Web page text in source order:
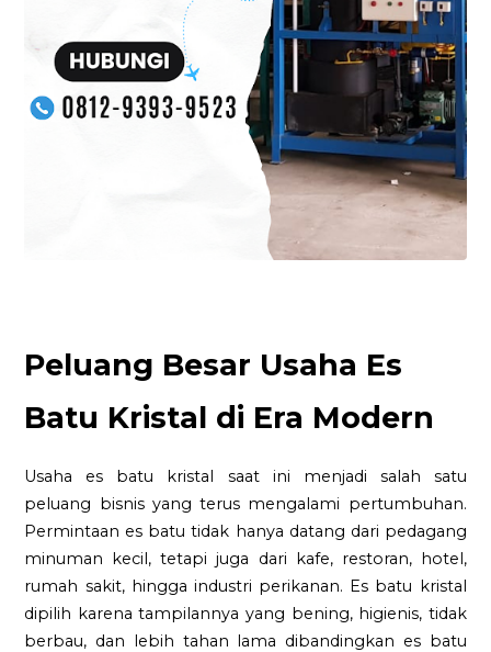
Peluang Besar Usaha Es
Batu Kristal di Era Modern
Usaha es batu kristal saat ini menjadi salah satu
peluang bisnis yang terus mengalami pertumbuhan.
Permintaan es batu tidak hanya datang dari pedagang
minuman kecil, tetapi juga dari kafe, restoran, hotel,
rumah sakit, hingga industri perikanan. Es batu kristal
dipilih karena tampilannya yang bening, higienis, tidak
berbau, dan lebih tahan lama dibandingkan es batu